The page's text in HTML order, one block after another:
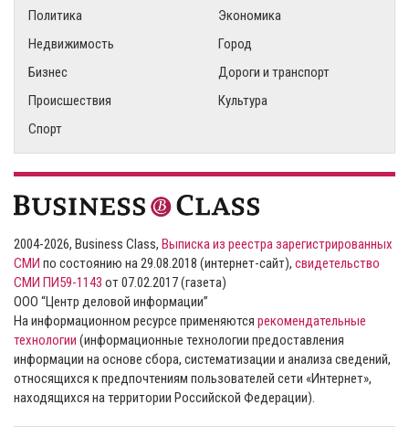
Политика
Экономика
Недвижимость
Город
Бизнес
Дороги и транспорт
Происшествия
Культура
Спорт
2004-2026, Business Class, Выписка из реестра зарегистрированных
СМИ по состоянию на 29.08.2018 (интернет-сайт), свидетельство
СМИ ПИ59-1143 от 07.02.2017 (газета)
ООО “Центр деловой информации”
На информационном ресурсе применяются рекомендательные
технологии (информационные технологии предоставления
информации на основе сбора, систематизации и анализа сведений,
относящихся к предпочтениям пользователей сети «Интернет»,
находящихся на территории Российской Федерации).